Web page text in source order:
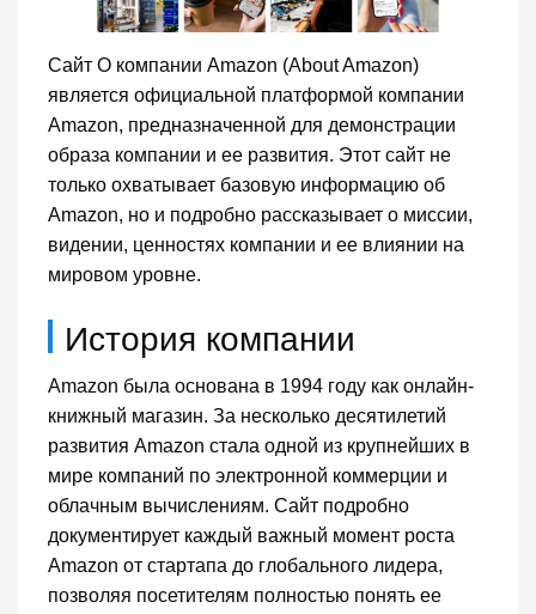
Сайт О компании Amazon (About Amazon)
является официальной платформой компании
Amazon, предназначенной для демонстрации
образа компании и ее развития. Этот сайт не
только охватывает базовую информацию об
Amazon, но и подробно рассказывает о миссии,
видении, ценностях компании и ее влиянии на
мировом уровне.
История компании
Amazon была основана в 1994 году как онлайн-
книжный магазин. За несколько десятилетий
развития Amazon стала одной из крупнейших в
мире компаний по электронной коммерции и
облачным вычислениям. Сайт подробно
документирует каждый важный момент роста
Amazon от стартапа до глобального лидера,
позволяя посетителям полностью понять ее